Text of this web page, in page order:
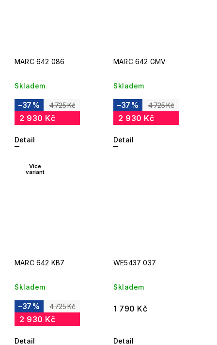
MARC 642 086
Skladem
4 725 Kč
–37 %
2 930 Kč
Detail
MARC 642 GMV
Skladem
4 725 Kč
–37 %
2 930 Kč
Detail
Více
variant
MARC 642 KB7
Skladem
4 725 Kč
–37 %
2 930 Kč
Detail
WE5437 037
Skladem
1 790 Kč
Detail